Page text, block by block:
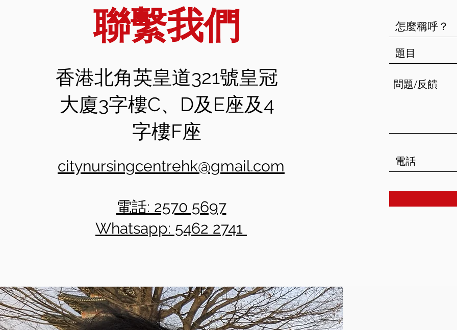
聯繫我們
香港北角英皇道321號皇冠
大廈3字樓C、D及E座及4
字樓F座
citynursingcentrehk@gmail.com
電話: 2570 5697
Whatsapp: 5462 2741